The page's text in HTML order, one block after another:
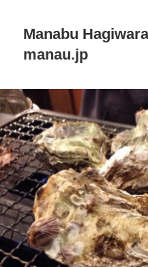
Manabu
manau.jp